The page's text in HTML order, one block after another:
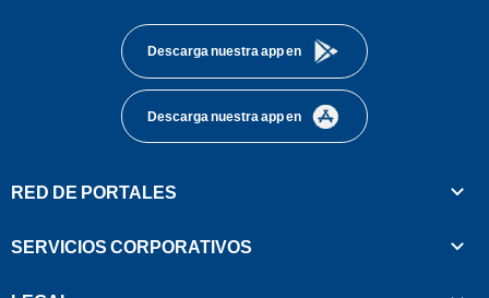
Descarga nuestra app en
Descarga nuestra app en
RED DE PORTALES
SERVICIOS CORPORATIVOS